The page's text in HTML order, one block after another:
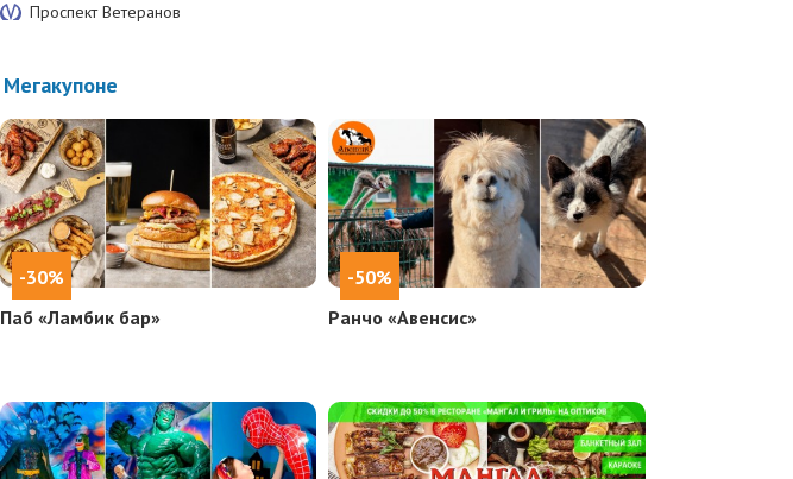
Проспект Ветеранов
Мегакупоне
-30%
Паб «Ламбик бар»
-50%
Ранчо «Авенсис»